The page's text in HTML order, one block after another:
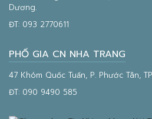
Dương.
ĐT: 093 2770611
PHỐ GIA CN NHA TRANG
47 Khóm Quốc Tuấn, P. Phước Tân,
ĐT: 090 9490 585